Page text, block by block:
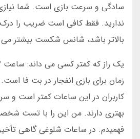
سادگی و سرعت بازی است. شما
ندارید. فقط کافی است ضریب را
بالاتر باشد، شانس شکست بیشتر
زمان برای بازی انفجار در بت فا
کاربران در این ساعات کمتر است و
فهمیدم. در ساعات شلوغی گاهی